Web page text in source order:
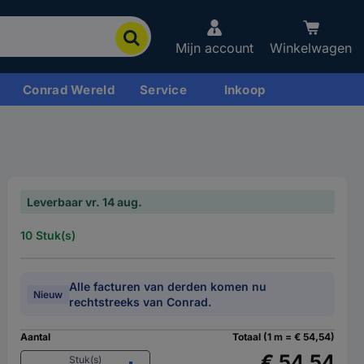
Mijn account Winkelwagen
Conrad Wereld Service Inkoop
Leverbaar vr. 14 aug.
10 Stuk(s)
Nieuw
Alle facturen van derden komen nu
rechtstreeks van Conrad.
Aantal
Stuk(s)
Totaal (1 m = € 54,54)